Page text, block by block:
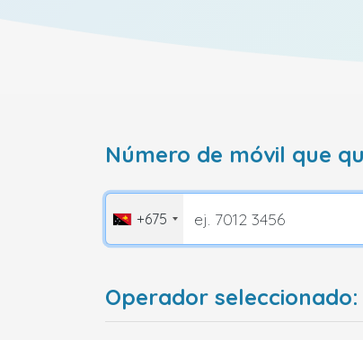
Número de móvil que
+675
Operador